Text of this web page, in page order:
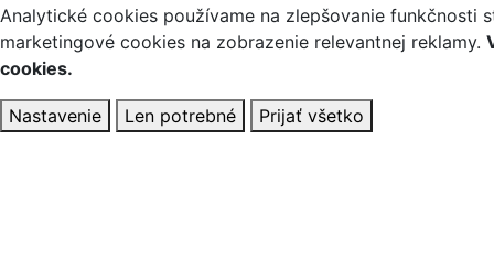
Analytické cookies používame na zlepšovanie funkčnosti
marketingové cookies na zobrazenie relevantnej reklamy.
cookies.
Nastavenie Len potrebné Prijať všetko